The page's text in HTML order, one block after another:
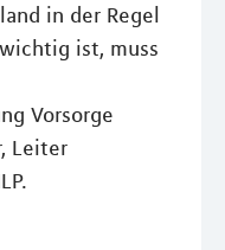
in der Regel
ist, muss
Vorsorge
Leiter